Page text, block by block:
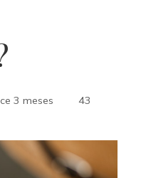
3 meses 43